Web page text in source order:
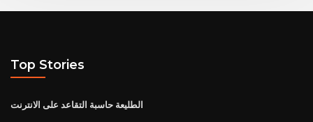
Top Stories
الطليعة حاسبة التقاعد على الانترنت